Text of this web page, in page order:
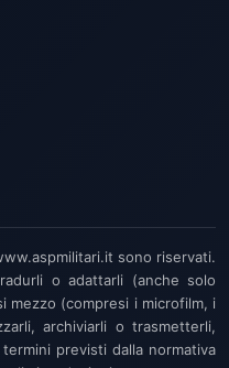
sono riservati.
o adattarli (anche solo
mezzo (compresi i microfilm, i
archiviarli o trasmetterli,
previsti dalla normativa